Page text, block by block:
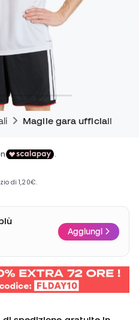
Maglie gara ufficiali
Aggiungi